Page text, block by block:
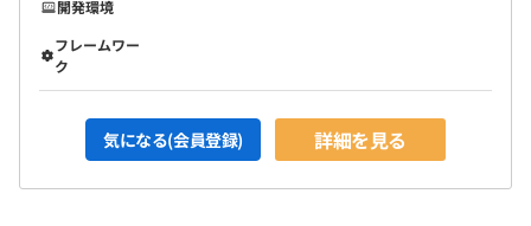
開発環境
フレームワー
ク
気になる(会員登録) 詳細を見る